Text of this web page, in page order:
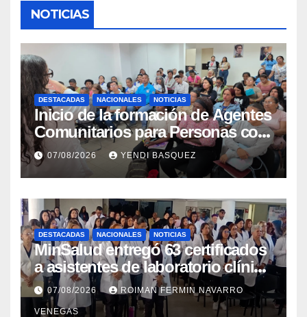
NOTICIAS
DESTACADAS NACIONALES NOTICIAS
Inicio de la formación de Agentes
Comunitarios para Personas con
Discapacidad en el Centro de
Rehabilitación J.J. Arvelo
07/08/2026 YENDI BASQUEZ
DESTACADAS NACIONALES NOTICIAS
MinSalud entregó 63 certificados
a asistentes de laboratorio clínico
para garantizar respaldo legal y
profesional
07/08/2026 ROIMAN FERMIN NAVARRO
VENEGAS